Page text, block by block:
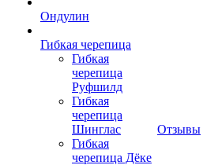
Ондулин
Гибкая черепица
Гибкая
черепица
Руфшилд
Гибкая
черепица
Шинглас
Гибкая
черепица Дёке
Отзывы